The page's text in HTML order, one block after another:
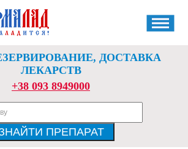
ДОСТАВКА
ЛЕКАРСТВ
+38 093 8949000